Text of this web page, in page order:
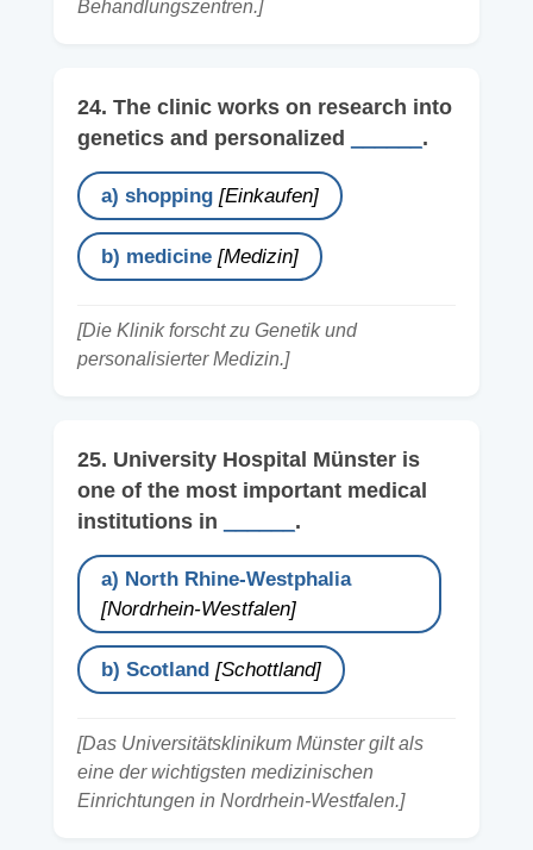
Behandlungszentren.]
24. The clinic works on research into
genetics and personalized
.
a) shopping [Einkaufen]
b) medicine [Medizin]
[Die Klinik forscht zu Genetik und
personalisierter Medizin.]
25. University Hospital Münster is
one of the most important medical
institutions in
.
a) North Rhine-Westphalia
[Nordrhein-Westfalen]
b) Scotland [Schottland]
[Das Universitätsklinikum Münster gilt als
eine der wichtigsten medizinischen
Einrichtungen in Nordrhein-Westfalen.]